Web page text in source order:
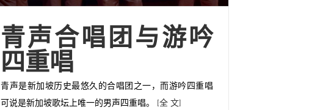
青声合唱团与游吟
四重唱
青声是新加坡历史最悠久的合唱团之一，而游吟四重唱
可说是新加坡歌坛上唯一的男声四重唱。 [全 文]